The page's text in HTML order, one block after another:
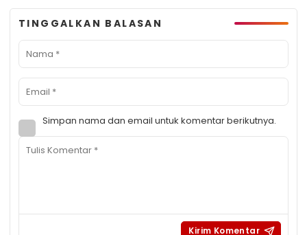
TINGGALKAN BALASAN
Simpan nama dan email untuk komentar berikutnya.